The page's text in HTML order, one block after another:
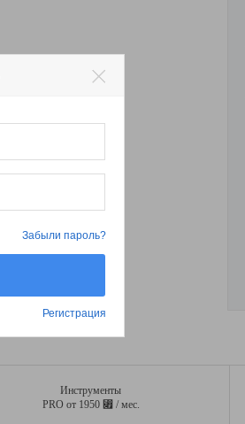
Инструменты
PRO от 1950 ⃏ / мес.
Регистрация
Забыли пароль?